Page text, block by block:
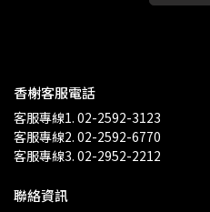
香榭客服電話
客服專線1. 02-2592-3123
客服專線2. 02-2592-6770
客服專線3. 02-2952-2212
聯絡資訊